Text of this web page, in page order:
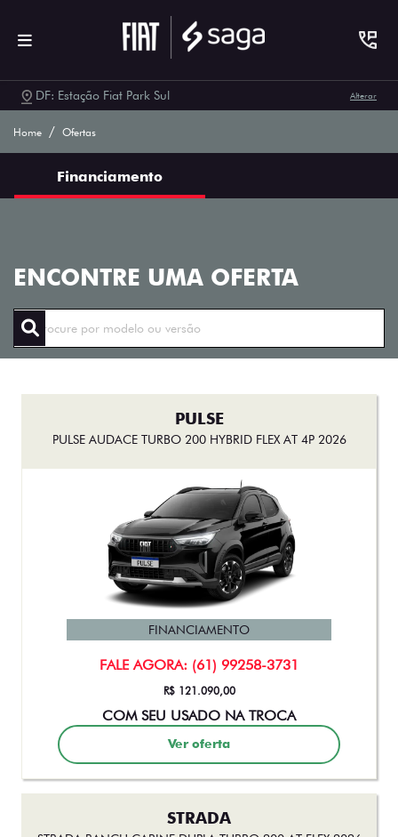
DF: Estação Fiat Park Sul Alterar
Home Ofertas
Financiamento
Ofertas Saga Fiat
ENCONTRE UMA OFERTA
PULSE
PULSE AUDACE TURBO 200 HYBRID FLEX AT 4P 2026
FALE AGORA: (61) 99258-3731
FINANCIAMENTO
R$ 121.090,00
COM SEU USADO NA TROCA
Ver oferta
STRADA